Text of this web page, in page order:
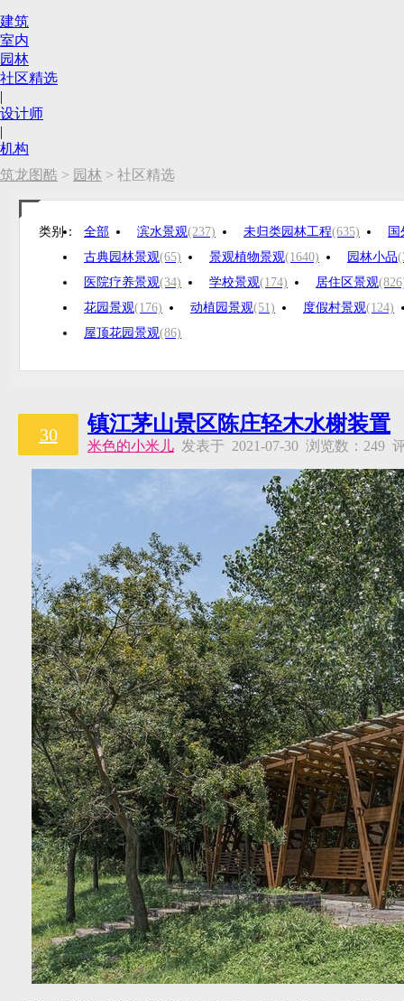
建筑
室内
园林
社区精选
|
设计师
|
机构
筑龙图酷 > 园林 > 社区精选
类别： 全部 滨水景观(237) 未归类园林工程(635)
古典园林景观(65) 景观植物景观(1640) 园林小品
医院疗养景观(34) 学校景观(174) 居住区景观
花园景观(176) 动植园景观(51) 度假村景观(124)
屋顶花园景观(86)
30 镇江茅山景区陈庄轻木水榭装置
米色的小米儿 发表于 2021-07-30 浏览数：249